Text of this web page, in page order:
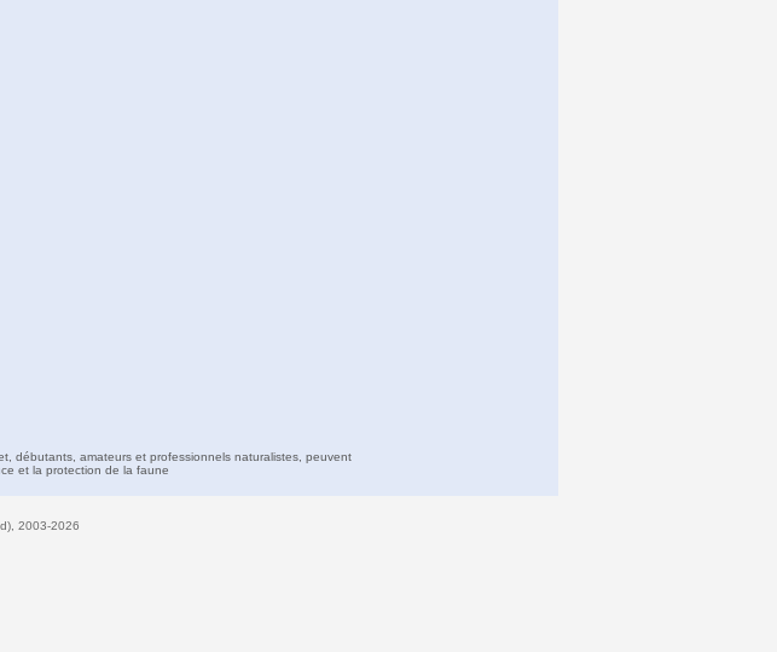
débutants, amateurs et professionnels naturalistes, peuvent
et la protection de la faune
2003-2026